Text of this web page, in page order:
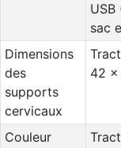
sac
Dimensions
des
supports
cervicaux
42 x
Couleur